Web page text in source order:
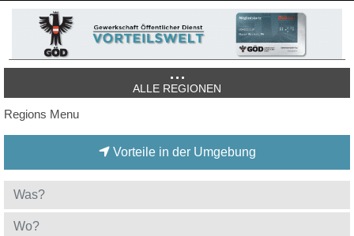
ALLE REGIONEN
Regions Menu
Vorteile in der Umgebung